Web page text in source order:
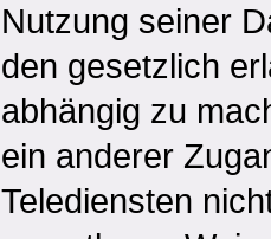
Nutzung seiner
den gesetzlich
abhängig zu
ein anderer
Telediensten